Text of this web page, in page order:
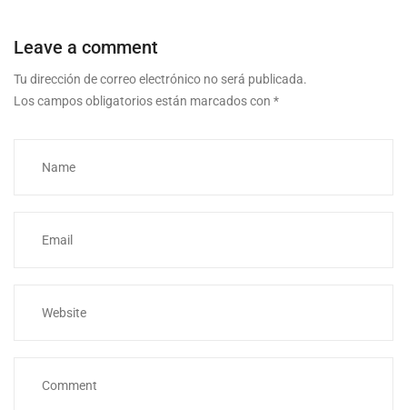
Leave a comment
Tu dirección de correo electrónico no será publicada.
Los campos obligatorios están marcados con *